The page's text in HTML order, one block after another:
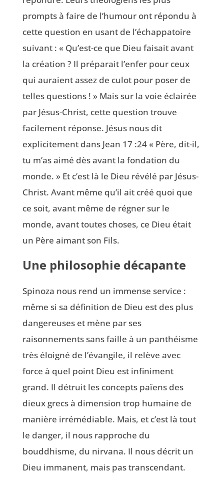
prompts à faire de l’humour ont répondu à
cette question en usant de l’échappatoire
suivant : « Qu’est-ce que Dieu faisait avant
la création ? Il préparait l’enfer pour ceux
qui auraient assez de culot pour poser de
telles questions ! » Mais sur la voie éclairée
par Jésus-Christ, cette question trouve
facilement réponse. Jésus nous dit
explicitement dans Jean 17 :24« Père, dit-il,
tu m’as aimé dès avant la fondation du
monde. » Et c’est là le Dieu révélé par Jésus-
Christ. Avant même qu’il ait créé quoi que
ce soit, avant même de régner sur le
monde, avant toutes choses, ce Dieu était
un Père aimant son Fils.
Une philosophie décapante
Spinoza nous rend un immense service :
même si sa définition de Dieu est des plus
dangereuses et mène par ses
raisonnements sans faille à un panthéisme
très éloigné de l’évangile, il relève avec
force à quel point Dieu est infiniment
grand. Il détruit les concepts païens des
dieux grecs à dimension trop humaine de
manière irrémédiable. Mais, et c’est là tout
le danger, il nous rapproche du
bouddhisme, du nirvana. Il nous décrit un
Dieu immanent, mais pas transcendant.